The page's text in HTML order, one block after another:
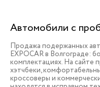
Автомобили с
Продажа подержанных
EXPOCAR в Волгограде:
комплектациях. На сайте
хэтчбеки,
кроссоверы и